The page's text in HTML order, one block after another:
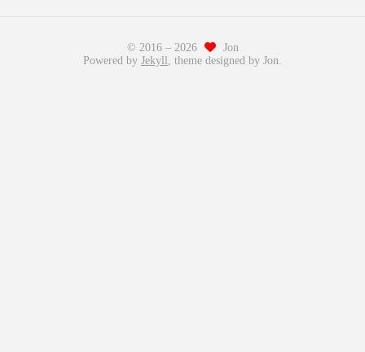
© 2016 – 2026
Jon
Powered by Jekyll , theme designed by Jon.